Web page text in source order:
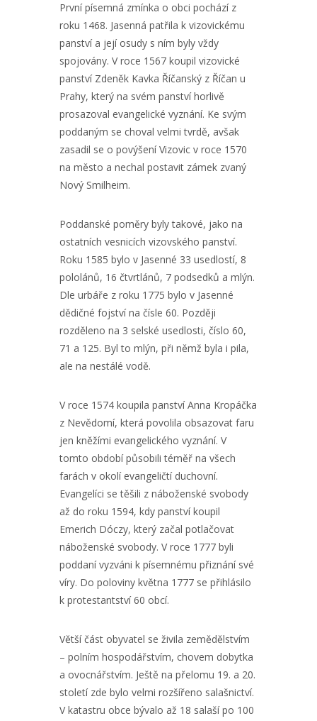
První písemná zmínka o obci pochází z
roku 1468. Jasenná patřila k vizovickému
panství a její osudy s ním byly vždy
spojovány. V roce 1567 koupil vizovické
panství Zdeněk Kavka Říčanský z Říčan u
Prahy, který na svém panství horlivě
prosazoval evangelické vyznání. Ke svým
poddaným se choval velmi tvrdě, avšak
zasadil se o povýšení Vizovic v roce 1570
na město a nechal postavit zámek zvaný
Nový Smilheim.
Poddanské poměry byly takové, jako na
ostatních vesnicích vizovského panství.
Roku 1585 bylo v Jasenné 33 usedlostí, 8
pololánů, 16 čtvrtlánů, 7 podsedků a mlýn.
Dle urbáře z roku 1775 bylo v Jasenné
dědičné fojství na čísle 60. Později
rozděleno na 3 selské usedlosti, číslo 60,
71 a 125. Byl to mlýn, při němž byla i pila,
ale na nestálé vodě.
V roce 1574 koupila panství Anna Kropáčka
z Nevědomí, která povolila obsazovat faru
jen kněžími evangelického vyznání. V
tomto období působili téměř na všech
farách v okolí evangeličtí duchovní.
Evangelíci se těšili z náboženské svobody
až do roku 1594, kdy panství koupil
Emerich Dóczy, který začal potlačovat
náboženské svobody. V roce 1777 byli
poddaní vyzváni k písemnému přiznání své
víry. Do poloviny května 1777 se přihlásilo
k protestantství 60 obcí.
Větší část obyvatel se živila zemědělstvím
– polním hospodářstvím, chovem dobytka
a ovocnářstvím. Ještě na přelomu 19. a 20.
století zde bylo velmi rozšířeno salašnictví.
V katastru obce bývalo až 18 salaší po 100